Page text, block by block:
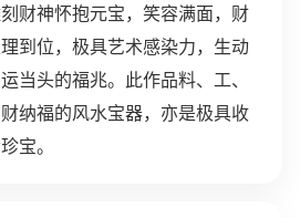
财神怀抱元宝，笑容满面，财
到位，极具艺术感染力，生动
当头的福兆。此作品料、工、
纳福的风水宝器，亦是极具收
宝。